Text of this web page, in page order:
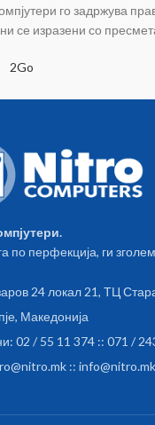
го задржува
се изразени со
2Go
по перфекција, ги
24 локал 21, ТЦ
Македонија
02 / 55 11 374 :: 071 /
::